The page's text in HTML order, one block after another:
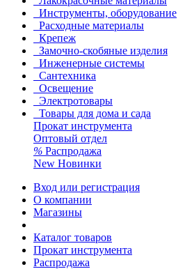
Инструменты, оборудование
Расходные материалы
Крепеж
Замочно-скобяные изделия
Инженерные системы
Сантехника
Освещение
Электротовары
Товары для дома и сада
Прокат инструмента
Оптовый отдел
% Распродажа
New Новинки
Вход или регистрация
О компании
Магазины
Каталог товаров
Прокат инструмента
Распродажа